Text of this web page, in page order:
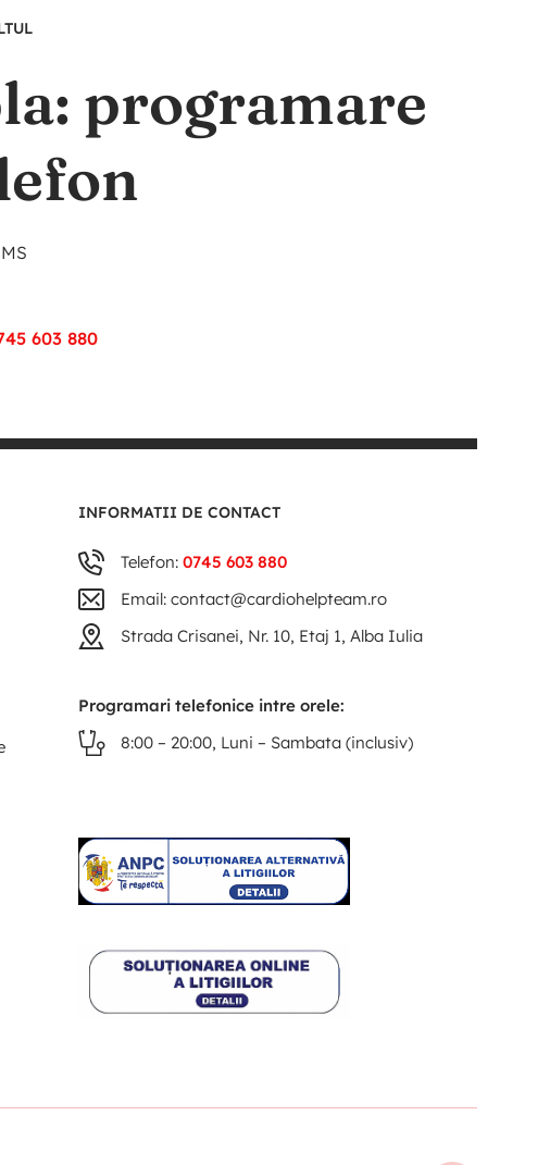
programare
603 880
INFORMATII DE CONTACT
Telefon:0745 603 880
Email: contact@cardiohelpteam.ro
Strada Crisanei, Nr. 10, Etaj 1, Alba Iulia
Programari telefonice intre orele:
8:00 – 20:00, Luni – Sambata (inclusiv)